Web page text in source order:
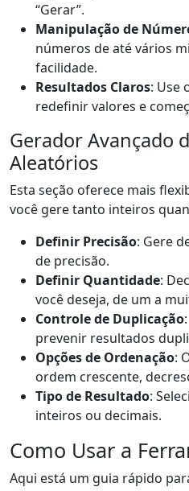
“Gerar”.
Manipulação de
números de até vários
facilidade.
Resultados Claros: Use
redefinir valores e
Gerador Avançado
Aleatórios
Esta seção oferece mais
você gere tanto inteiros
Definir Precisão: Gere
de precisão.
Definir Quantidade:
você deseja, de um a
Controle de Duplicação
prevenir resultados
Opções de Ordenação:
ordem crescente,
Tipo de Resultado:
inteiros ou decimais.
Como Usar a
Aqui está um guia rápido